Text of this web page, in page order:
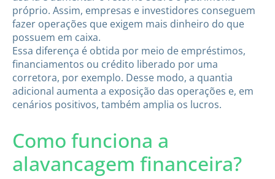
próprio. Assim, empresas e investidores conseguem
fazer operações que exigem mais dinheiro do que
possuem em caixa.
Essa diferença é obtida por meio de empréstimos,
financiamentos ou crédito liberado por uma
corretora, por exemplo. Desse modo, a quantia
adicional aumenta a exposição das operações e, em
cenários positivos, também amplia os lucros.
Como funciona a
alavancagem financeira?